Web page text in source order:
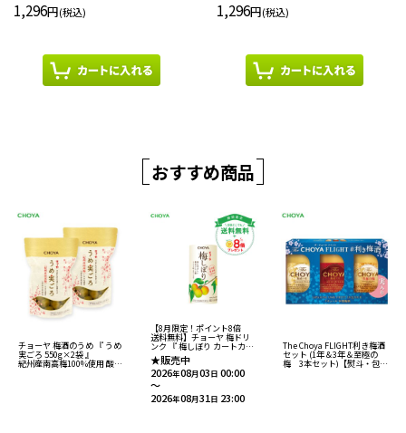
1,296円(税込) 1,296円(税込)
おすすめ商品
チョーヤ 梅酒のうめ 『 うめ
実ごろ 550g×2袋 』
紀州産南高梅100%使用 酸味
【8月限定！ポイント8倍
送料無料】チョーヤ 梅ドリ
ンク 『 梅しぼり カートカン
125ml 30本入り 』
14％紀州産完熟南高梅果汁
入り飲料
★販売中
2026年08月03日 00:00
～
2026年08月31日 23:00
The Choya FLIGHT利き梅酒
セット (1年＆3年＆至極の
梅 3本セット)【熨斗・包装